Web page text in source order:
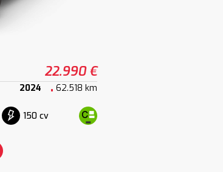
22.990 €
2024 62.518 km
150 cv